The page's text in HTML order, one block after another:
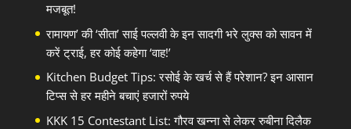
मजबूत!
रामायण’ की ‘सीता’ साई पल्लवी के इन सादगी भरे लुक्स को सावन में
करें ट्राई, हर कोई कहेगा ‘वाह!’
Kitchen Budget Tips: रसोई के खर्च से हैं परेशान? इन आसान
टिप्स से हर महीने बचाएं हजारों रुपये
KKK 15 Contestant List: गौरव खन्ना से लेकर रुबीना दिलैक